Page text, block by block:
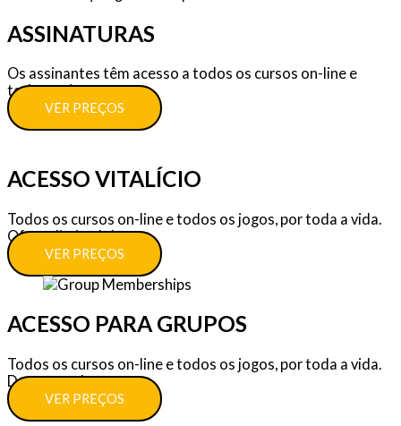
ASSINATURAS
Os assinantes têm acesso a todos os cursos on-line e
todos os jogos.
VER PREÇOS
ACESSO VITALÍCIO
Todos os cursos on-line e todos os jogos, por toda a vida.
Oferta limitada!
VER PREÇOS
ACESSO PARA GRUPOS
Todos os cursos on-line e todos os jogos, por toda a vida.
Descontos!
VER PREÇOS